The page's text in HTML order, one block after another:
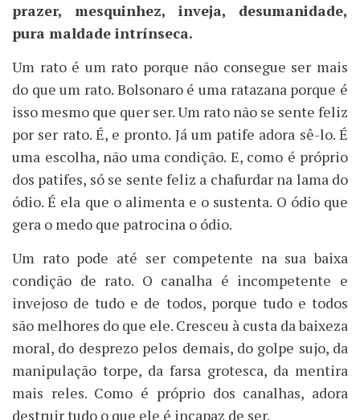
prazer, mesquinhez, inveja, desumanidade,
pura maldade intrínseca.
Um rato é um rato porque não consegue ser mais
do que um rato. Bolsonaro é uma ratazana porque é
isso mesmo que quer ser. Um rato não se sente feliz
por ser rato. É, e pronto. Já um patife adora sê-lo. É
uma escolha, não uma condição. E, como é próprio
dos patifes, só se sente feliz a chafurdar na lama do
ódio. É ela que o alimenta e o sustenta. O ódio que
gera o medo que patrocina o ódio.
Um rato pode até ser competente na sua baixa
condição de rato. O canalha é incompetente e
invejoso de tudo e de todos, porque tudo e todos
são melhores do que ele. Cresceu à custa da baixeza
moral, do desprezo pelos demais, do golpe sujo, da
manipulação torpe, da farsa grotesca, da mentira
mais reles. Como é próprio dos canalhas, adora
destruir tudo o que ele é incapaz de ser.